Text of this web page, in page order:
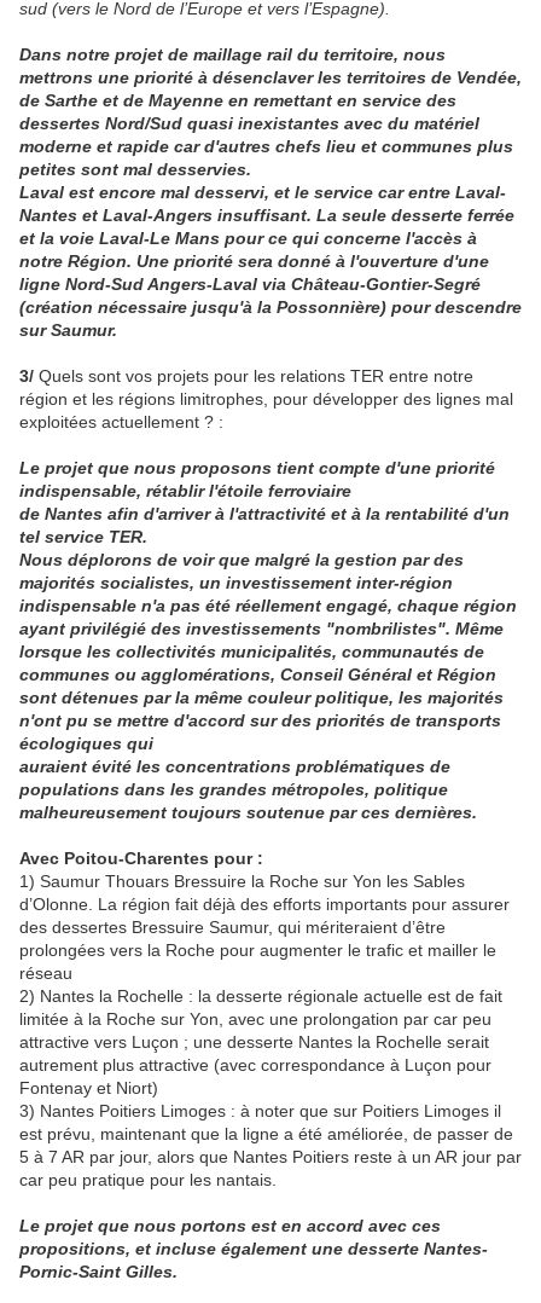
sud (vers le Nord de l’Europe et vers l’Espagne).
Dans notre projet de maillage rail du territoire, nous
mettrons une priorité à désenclaver les territoires de Vendée,
de Sarthe et de Mayenne en remettant en service des
dessertes Nord/Sud quasi inexistantes avec du matériel
moderne et rapide car d'autres chefs lieu et communes plus
petites sont mal desservies.
Laval est encore mal desservi, et le service car entre Laval-
Nantes et Laval-Angers insuffisant. La seule desserte ferrée
et la voie Laval-Le Mans pour ce qui concerne l'accès à
notre Région. Une priorité sera donné à l'ouverture d'une
ligne Nord-Sud Angers-Laval via Château-Gontier-Segré
(création nécessaire jusqu'à la Possonnière) pour descendre
sur Saumur.
3/ Quels sont vos projets pour les relations TER entre notre
région et les régions limitrophes, pour développer des lignes mal
exploitées actuellement ? :
Le projet que nous proposons tient compte d'une priorité
indispensable, rétablir l'étoile ferroviaire
de Nantes afin d'arriver à l'attractivité et à la rentabilité d'un
tel service TER.
Nous déplorons de voir que malgré la gestion par des
majorités socialistes, un investissement inter-région
indispensable n'a pas été réellement engagé, chaque région
ayant privilégié des investissements "nombrilistes". Même
lorsque les collectivités municipalités, communautés de
communes ou agglomérations, Conseil Général et Région
sont détenues par la même couleur politique, les majorités
n'ont pu se mettre d'accord sur des priorités de transports
écologiques qui
auraient évité les concentrations problématiques de
populations dans les grandes métropoles, politique
malheureusement toujours soutenue par ces dernières.
Avec Poitou-Charentes pour :
1) Saumur Thouars Bressuire la Roche sur Yon les Sables
d’Olonne. La région fait déjà des efforts importants pour assurer
des dessertes Bressuire Saumur, qui mériteraient d’être
prolongées vers la Roche pour augmenter le trafic et mailler le
réseau
2) Nantes la Rochelle : la desserte régionale actuelle est de fait
limitée à la Roche sur Yon, avec une prolongation par car peu
attractive vers Luçon ; une desserte Nantes la Rochelle serait
autrement plus attractive (avec correspondance à Luçon pour
Fontenay et Niort)
3) Nantes Poitiers Limoges : à noter que sur Poitiers Limoges il
est prévu, maintenant que la ligne a été améliorée, de passer de
5 à 7 AR par jour, alors que Nantes Poitiers reste à un AR jour par
car peu pratique pour les nantais.
Le projet que nous portons est en accord avec ces
propositions, et incluse également une desserte Nantes-
Pornic-Saint Gilles.